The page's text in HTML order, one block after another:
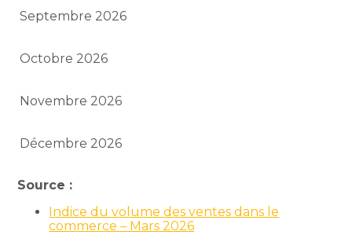
Septembre 2026
Octobre 2026
Novembre 2026
Décembre 2026
Source :
Indice du volume des ventes dans le
commerce – Mars 2026